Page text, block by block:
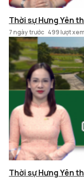
Thời sự Hưng Yên
7 ngày trước 499 lượt xem
Thời sự Hưng Yên